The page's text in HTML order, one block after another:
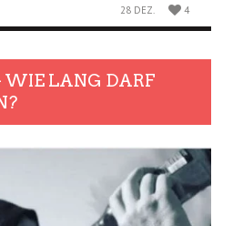
28 DEZ. 4
WIE LANG DARF